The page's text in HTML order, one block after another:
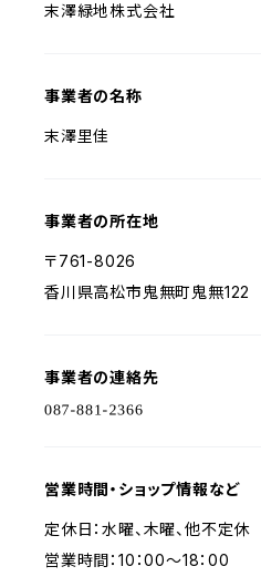
末澤緑地株式会社
事業者の名称
末澤里佳
事業者の所在地
〒761-8026
香川県高松市鬼無町鬼無122
事業者の連絡先
営業時間・ショップ情報など
定休日：水曜、木曜、他不定休
営業時間：10：00～18：00